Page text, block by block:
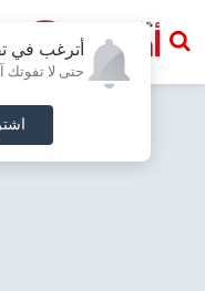
أترغب في
حتى لا تفوتك